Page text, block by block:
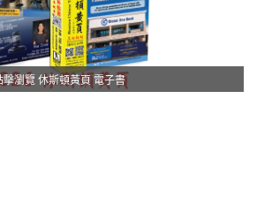
擊瀏覽 休斯頓黃頁 電子書